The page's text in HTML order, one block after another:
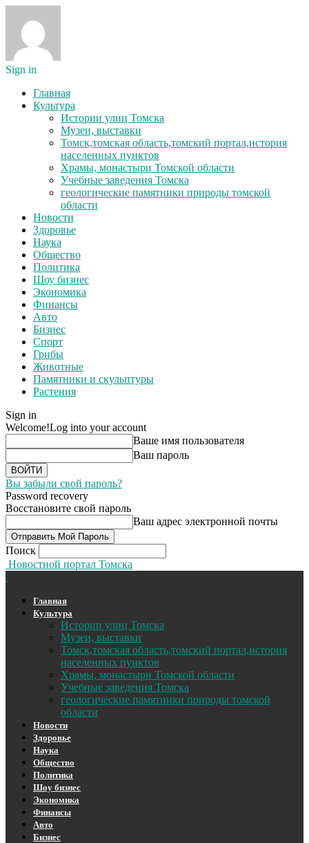
Sign in
Главная
Культура
Истории улиц Томска
Музеи, выставки
Томск,томская область,томский портал,история
населенных пунктов
Храмы, монастыри Томской области
Учебные заведения Томска
геологические памятники природы томской
области
Новости
Здоровье
Наука
Общество
Политика
Шоу бизнес
Экономика
Финансы
Авто
Бизнес
Спорт
Грибы
Животные
Памятники и скульптуры
Растения
Sign in
Welcome!Log into your account
Ваше имя пользователя
Ваш пароль
Вы забыли свой пароль?
Password recovery
Восстановите свой пароль
Ваш адрес электронной почты
Поиск
Новостной портал Томска
Главная
Культура
Истории улиц Томска
Музеи, выставки
Томск,томская область,томский портал,история
населенных пунктов
Храмы, монастыри Томской области
Учебные заведения Томска
геологические памятники природы томской
области
Новости
Здоровье
Наука
Общество
Политика
Шоу бизнес
Экономика
Финансы
Авто
Бизнес